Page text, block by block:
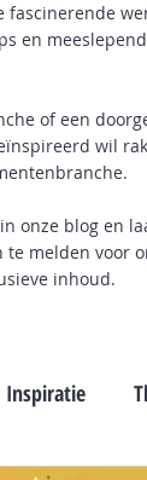
en
of een
wil
onze blog en
melden voor
inhoud.
Inspiratie